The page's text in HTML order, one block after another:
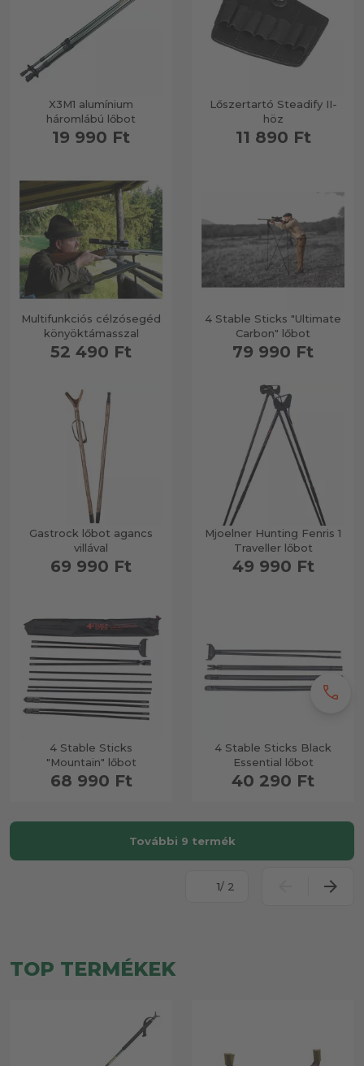
X3M1 alumínium
háromlábú lőbot
19 990 Ft
Lőszertartó Steadify II-
höz
11 890 Ft
Multifunkciós célzósegéd
könyöktámasszal
52 490 Ft
4 Stable Sticks "Ultimate
Carbon" lőbot
79 990 Ft
Gastrock lőbot agancs
villával
69 990 Ft
Mjoelner Hunting Fenris 1
Traveller lőbot
49 990 Ft
4 Stable Sticks
"Mountain" lőbot
68 990 Ft
4 Stable Sticks Black
Essential lőbot
40 290 Ft
További 9 termék
/ 2
TOP TERMÉKEK
call